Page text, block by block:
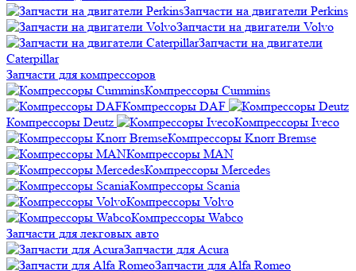
Запчасти на двигатели Perkins
Запчасти на двигатели Volvo
Запчасти на двигатели
Сaterpillar
Запчасти для компрессоров
Компрессоры Cummins
Компрессоры DAF
Компрессоры Deutz
Компрессоры Iveco
Компрессоры Knorr Bremse
Компрессоры MAN
Компрессоры Mercedes
Компрессоры Scania
Компрессоры Volvo
Компрессоры Wabco
Запчасти для лекговых авто
Запчасти для Acura
Запчасти для Alfa Romeo